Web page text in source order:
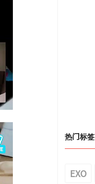
热门标签
EXO